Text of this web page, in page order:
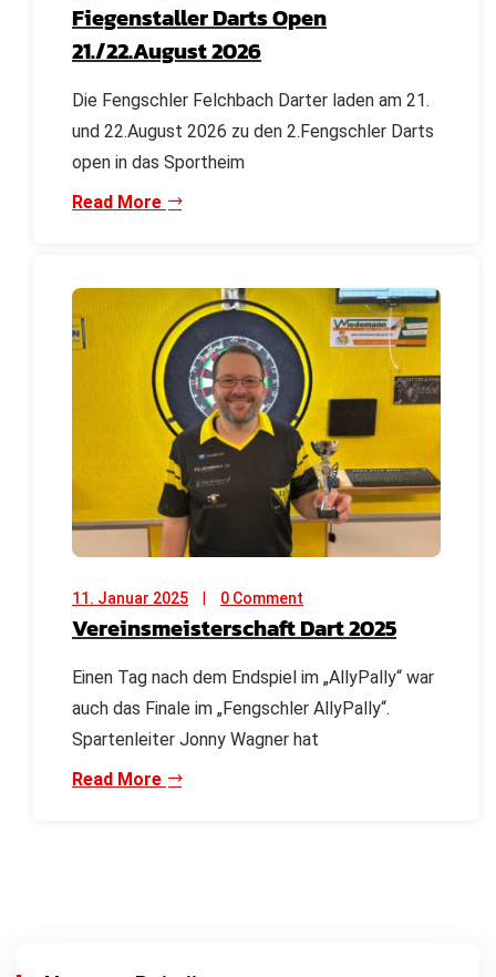
Fiegenstaller Darts Open
21./22.August 2026
Die Fengschler Felchbach Darter laden am 21.
und 22.August 2026 zu den 2.Fengschler Darts
open in das Sportheim
Read More
11. Januar 2025 0 Comment
Vereinsmeisterschaft Dart 2025
Einen Tag nach dem Endspiel im „AllyPally“ war
auch das Finale im „Fengschler AllyPally“.
Spartenleiter Jonny Wagner hat
Read More